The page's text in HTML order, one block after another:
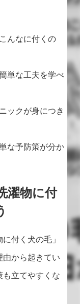
んなに付くの
単な工夫を学べ
ックが身につき
な予防策が分か
濯物に付
付く犬の毛」
由から起きてい
も立てやすくな